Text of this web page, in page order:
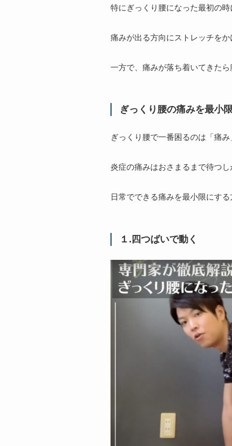
特にぎっくり腰になった最初の時
痛みが出る方向にストレッチをか
一方で、痛みが落ち着いてきた
ぎっくり腰の痛みを最小
ぎっくり腰で一番困るのは「痛み
炎症の痛みはおさまるまで待つ
日常でできる痛みを最小限にす
１.四つばいで動く